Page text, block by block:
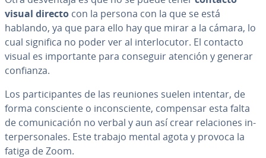
visual directo con la persona con la que se está
hablando, ya que para ello hay que mirar a la cámara, lo
cual significa no poder ver al in­te­r­lo­cu­tor. El contacto
visual es im­po­r­ta­n­te para conseguir atención y generar
confianza.
Los pa­r­ti­ci­pa­n­tes de las reuniones suelen intentar, de
forma co­n­s­cie­n­te o in­co­n­s­cie­n­te, compensar esta falta
de co­mu­ni­ca­ción no verbal y aun así crear re­la­cio­nes in­
te­r­pe­r­so­na­les. Este trabajo mental agota y provoca la
fatiga de Zoom.